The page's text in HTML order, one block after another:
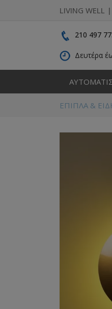
LIVING WELL
210 497
Δευτέρα
ΕΠΙΠΛΑ &